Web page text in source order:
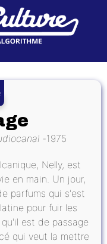
1975
Nelly, est
en main. Un jour,
parfums qui s'est
pour fuir les
est de passage
qui veut la mettre